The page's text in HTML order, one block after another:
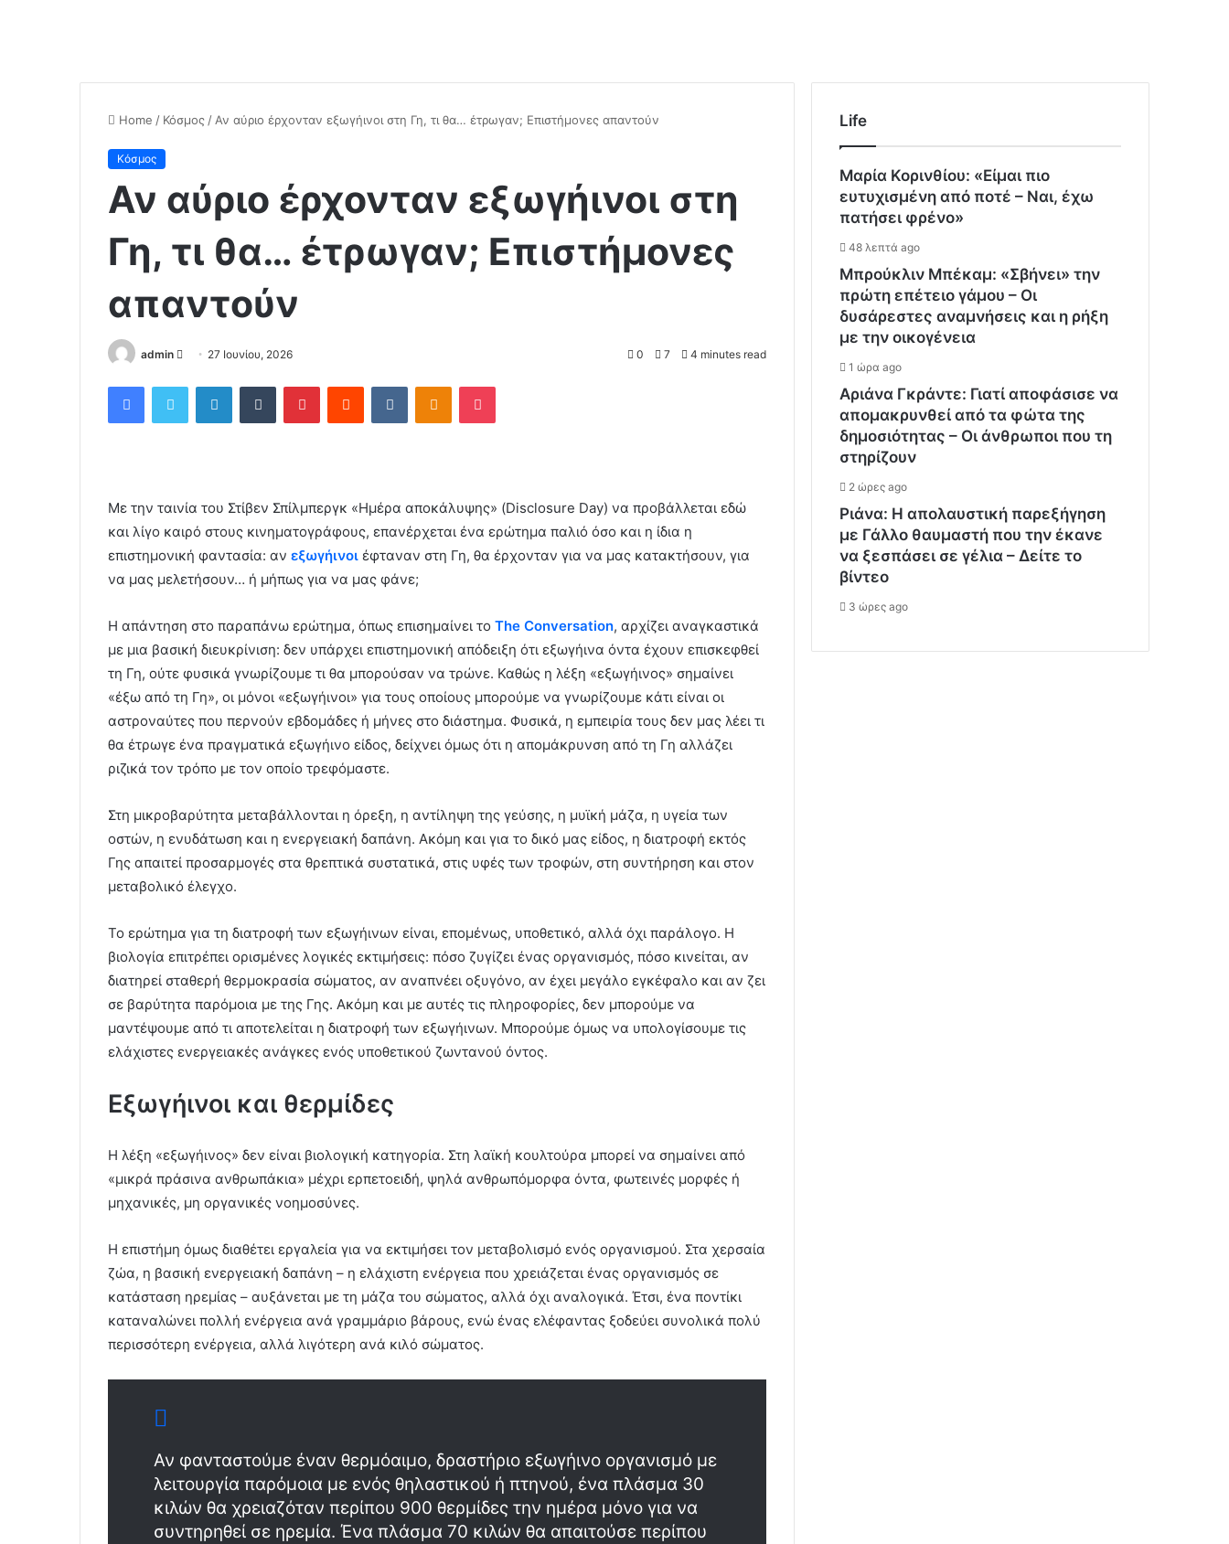
Home / Κόσμος / Αν αύριο έρχονταν εξωγήινοι στη Γη, τι θα… έτρωγαν; Επιστήμονες απαντούν
Κόσμος
Αν αύριο έρχονταν εξωγήινοι στη
Γη, τι θα… έτρωγαν; Επιστήμονες
απαντούν
admin
d
m
a
i
l
27 Ιουνίου, 2026 0 7 4 minutes read
Με την ταινία του Στίβεν Σπίλμπεργκ «Ημέρα αποκάλυψης» (Disclosure Day) να προβάλλεται εδώ
και λίγο καιρό στους κινηματογράφους, επανέρχεται ένα ερώτημα παλιό όσο και η ίδια η
επιστημονική φαντασία: αν εξωγήινοι έφταναν στη Γη, θα έρχονταν για να μας κατακτήσουν, για
να μας μελετήσουν… ή μήπως για να μας φάνε;
Η απάντηση στο παραπάνω ερώτημα, όπως επισημαίνει το The Conversation, αρχίζει αναγκαστικά
με μια βασική διευκρίνιση: δεν υπάρχει επιστημονική απόδειξη ότι εξωγήινα όντα έχουν επισκεφθεί
τη Γη, ούτε φυσικά γνωρίζουμε τι θα μπορούσαν να τρώνε. Καθώς η λέξη «εξωγήινος» σημαίνει
«έξω από τη Γη», οι μόνοι «εξωγήινοι» για τους οποίους μπορούμε να γνωρίζουμε κάτι είναι οι
αστροναύτες που περνούν εβδομάδες ή μήνες στο διάστημα. Φυσικά, η εμπειρία τους δεν μας λέει τι
θα έτρωγε ένα πραγματικά εξωγήινο είδος, δείχνει όμως ότι η απομάκρυνση από τη Γη αλλάζει
ριζικά τον τρόπο με τον οποίο τρεφόμαστε.
Στη μικροβαρύτητα μεταβάλλονται η όρεξη, η αντίληψη της γεύσης, η μυϊκή μάζα, η υγεία των
οστών, η ενυδάτωση και η ενεργειακή δαπάνη. Ακόμη και για το δικό μας είδος, η διατροφή εκτός
Γης απαιτεί προσαρμογές στα θρεπτικά συστατικά, στις υφές των τροφών, στη συντήρηση και στον
μεταβολικό έλεγχο.
Το ερώτημα για τη διατροφή των εξωγήινων είναι, επομένως, υποθετικό, αλλά όχι παράλογο. Η
βιολογία επιτρέπει ορισμένες λογικές εκτιμήσεις: πόσο ζυγίζει ένας οργανισμός, πόσο κινείται, αν
διατηρεί σταθερή θερμοκρασία σώματος, αν αναπνέει οξυγόνο, αν έχει μεγάλο εγκέφαλο και αν ζει
σε βαρύτητα παρόμοια με της Γης. Ακόμη και με αυτές τις πληροφορίες, δεν μπορούμε να
μαντέψουμε από τι αποτελείται η διατροφή των εξωγήινων. Μπορούμε όμως να υπολογίσουμε τις
ελάχιστες ενεργειακές ανάγκες ενός υποθετικού ζωντανού όντος.
Εξωγήινοι και θερμίδες
Η λέξη «εξωγήινος» δεν είναι βιολογική κατηγορία. Στη λαϊκή κουλτούρα μπορεί να σημαίνει από
«μικρά πράσινα ανθρωπάκια» μέχρι ερπετοειδή, ψηλά ανθρωπόμορφα όντα, φωτεινές μορφές ή
μηχανικές, μη οργανικές νοημοσύνες.
Η επιστήμη όμως διαθέτει εργαλεία για να εκτιμήσει τον μεταβολισμό ενός οργανισμού. Στα χερσαία
ζώα, η βασική ενεργειακή δαπάνη – η ελάχιστη ενέργεια που χρειάζεται ένας οργανισμός σε
κατάσταση ηρεμίας – αυξάνεται με τη μάζα του σώματος, αλλά όχι αναλογικά. Έτσι, ένα ποντίκι
καταναλώνει πολλή ενέργεια ανά γραμμάριο βάρους, ενώ ένας ελέφαντας ξοδεύει συνολικά πολύ
περισσότερη ενέργεια, αλλά λιγότερη ανά κιλό σώματος.
Αν φανταστούμε έναν θερμόαιμο, δραστήριο εξωγήινο οργανισμό με
λειτουργία παρόμοια με ενός θηλαστικού ή πτηνού, ένα πλάσμα 30
κιλών θα χρειαζόταν περίπου 900 θερμίδες την ημέρα μόνο για να
συντηρηθεί σε ηρεμία. Ένα πλάσμα 70 κιλών θα απαιτούσε περίπου
Life
Μαρία Κορινθίου: «Είμαι πιο
ευτυχισμένη από ποτέ – Ναι, έχω
πατήσει φρένο»
48 λεπτά ago
Μπρούκλιν Μπέκαμ: «Σβήνει» την
πρώτη επέτειο γάμου – Οι
δυσάρεστες αναμνήσεις και η ρήξη
με την οικογένεια
1 ώρα ago
Αριάνα Γκράντε: Γιατί αποφάσισε να
απομακρυνθεί από τα φώτα της
δημοσιότητας – Οι άνθρωποι που τη
στηρίζουν
2 ώρες ago
Ριάνα: Η απολαυστική παρεξήγηση
με Γάλλο θαυμαστή που την έκανε
να ξεσπάσει σε γέλια – Δείτε το
βίντεο
3 ώρες ago